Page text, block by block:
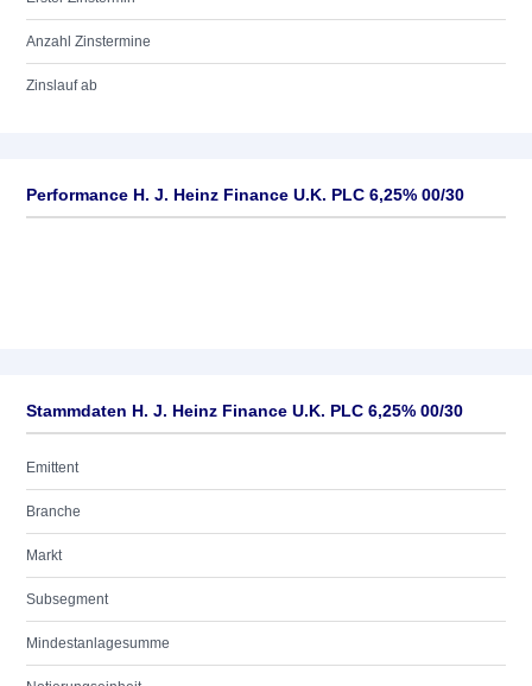
Anzahl Zinstermine
Zinslauf ab
Performance H. J. Heinz Finance U.K. PLC 6,25% 00/30
Stammdaten H. J. Heinz Finance U.K. PLC 6,25% 00/30
Emittent
Branche
Markt
Subsegment
Mindestanlagesumme